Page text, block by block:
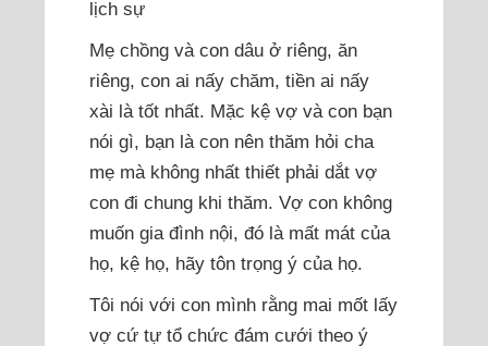
lịch sự
Mẹ chồng và con dâu ở riêng, ăn
riêng, con ai nấy chăm, tiền ai nấy
xài là tốt nhất. Mặc kệ vợ và con bạn
nói gì, bạn là con nên thăm hỏi cha
mẹ mà không nhất thiết phải dắt vợ
con đi chung khi thăm. Vợ con không
muốn gia đình nội, đó là mất mát của
họ, kệ họ, hãy tôn trọng ý của họ.
Tôi nói với con mình rằng mai mốt lấy
vợ cứ tự tổ chức đám cưới theo ý